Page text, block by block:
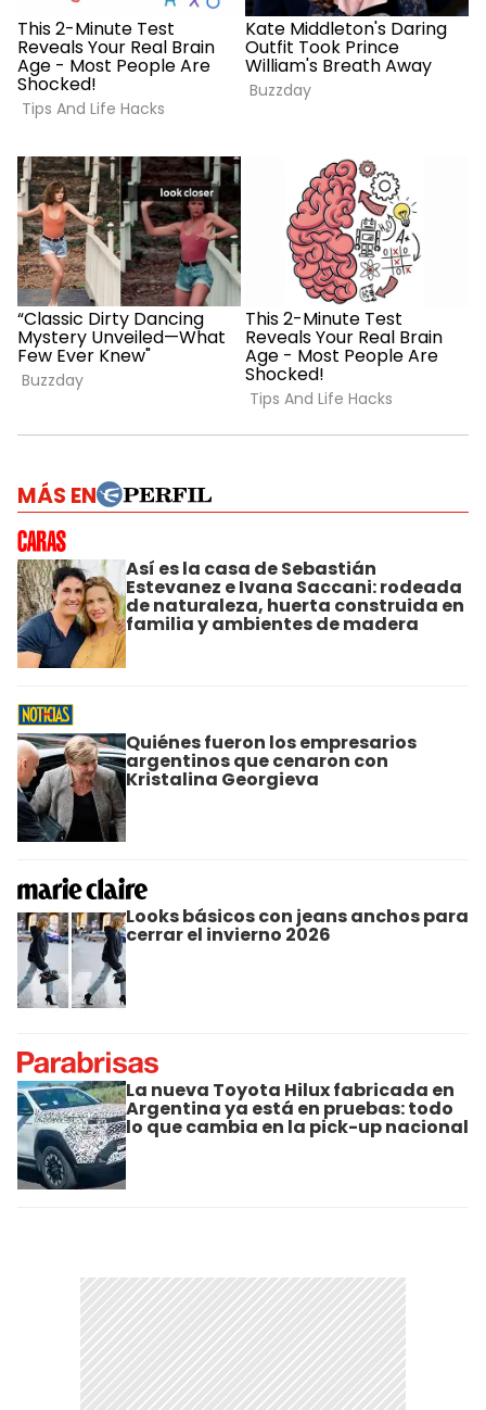
MÁS EN
Así es la casa de Sebastián
Estevanez e Ivana Saccani: rodeada
de naturaleza, huerta construida en
familia y ambientes de madera
Quiénes fueron los empresarios
argentinos que cenaron con
Kristalina Georgieva
Looks básicos con jeans anchos para
cerrar el invierno 2026
La nueva Toyota Hilux fabricada en
Argentina ya está en pruebas: todo
lo que cambia en la pick-up nacional